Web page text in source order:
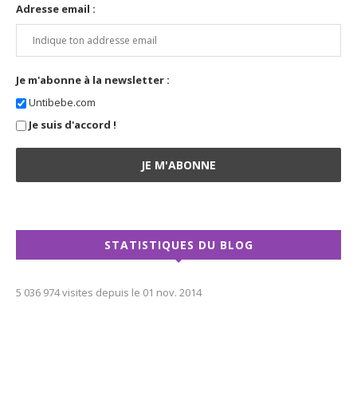
Adresse email :
Je m'abonne à la newsletter :
Untibebe.com
Je suis d'accord !
STATISTIQUES DU BLOG
5 036 974 visites depuis le 01 nov. 2014